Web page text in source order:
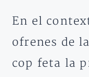
En el
ofrenes de
cop feta la